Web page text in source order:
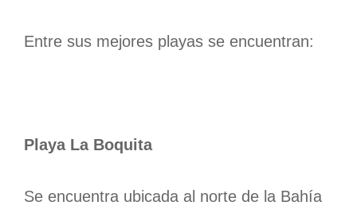
Entre sus mejores playas se encuentran:
Playa La Boquita
Se encuentra ubicada al norte de la Bahía